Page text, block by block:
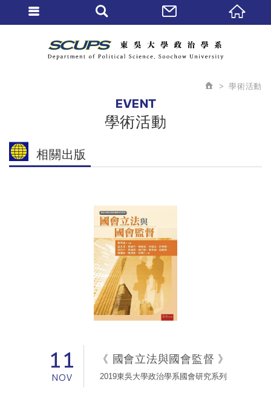
學術活動
EVENT
學術活動
相關出版
11
NOV
《 國會立法與國會監督 》
2019東吳大學政治學系國會研究系列